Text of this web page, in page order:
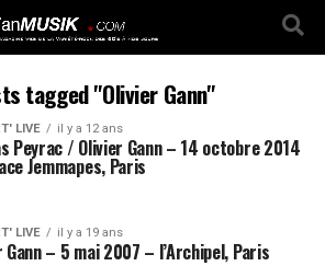
tagged "Olivier Gann"
LIVE il y a 12 ans
Peyrac / Olivier Gann – 14 octobre 2014
Jemmapes, Paris
LIVE il y a 19 ans
Gann – 5 mai 2007 – l’Archipel, Paris